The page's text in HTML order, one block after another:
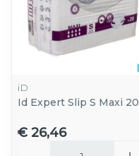
iD
Id Expert Slip S Maxi 20
€ 26,46